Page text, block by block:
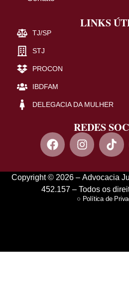
LINKS
TJ/SP
STJ
PROCON
IBDFAM
DELEGACIA DA MULHER
REDES
Copyright © 2026 – Advocacia
452.157 – Todos
Política de